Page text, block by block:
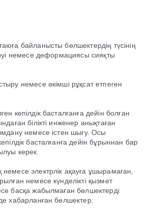
байланысты бөлшектердің түсінің
немесе деформациясы сияқты
немесе әкімші рұқсат етпеген
кепілдік басталғанға дейін болған
білікті инженер анықтаған
немесе істен шығу. Осы
басталғанға дейін бұрыннан бар
керек.
электрлік ақауға ұшырамаған,
немесе күнделікті қызмет
басқа жабылмаған бөлшектерді
хабарланған бөлшектер.